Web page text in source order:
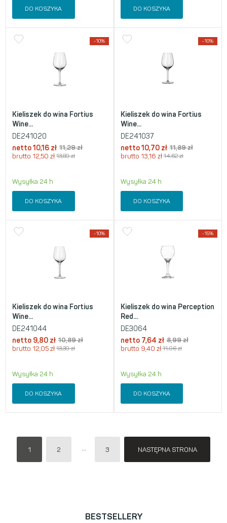
DO KOSZYKA DO KOSZYKA
-10%
Kieliszek do wina Fortius
Wine...
DE241020
netto10,16 zł 11,29zł
brutto 12,50 zł 13,89zł
Wysyłka 24 h
DO KOSZYKA
-10%
Kieliszek do wina Fortius
Wine...
DE241037
netto 10,70 zł 11,89zł
brutto 13,16 zł 14,62zł
Wysyłka 24 h
DO KOSZYKA
-10%
Kieliszek do wina Fortius
Wine...
DE241044
netto 9,80 zł 10,89zł
brutto 12,05 zł 13,39zł
Wysyłka 24 h
DO KOSZYKA
-15%
Kieliszek do wina Perception
Red...
DE3064
netto 7,64 zł 8,99zł
brutto 9,40 zł 11,06zł
Wysyłka 24 h
DO KOSZYKA
1 2 3 NASTĘPNA STRONA
BESTSELLERY